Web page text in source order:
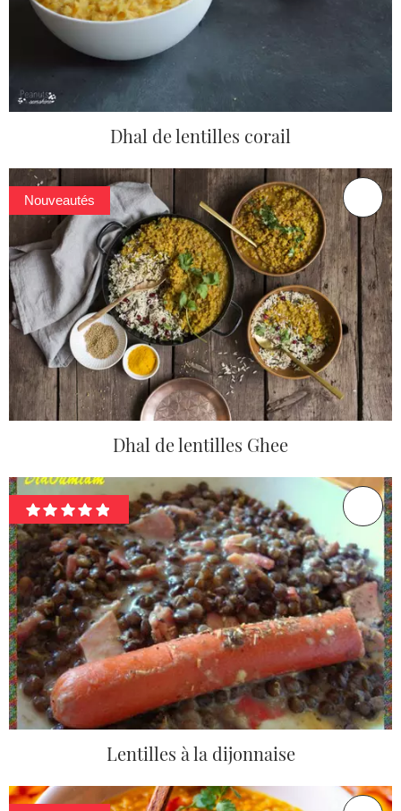
Dhal de lentilles corail
Nouveautés
Dhal de lentilles Ghee
Lentilles à la dijonnaise